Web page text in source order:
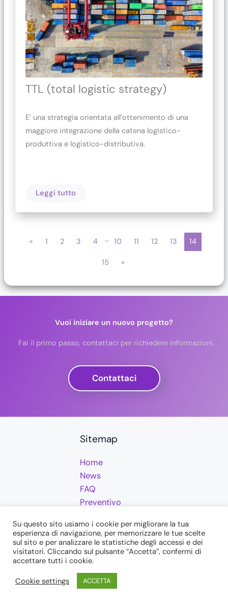
TTL (total logistic strategy)
E’ una strategia orientata all’ottenimento di una
maggiore integrazione della catena logistico-
produttiva e logistico-distributiva.
Leggi tutto
« 1 2 3 4 … 10 11 12 13 14
15 »
Vuoi iniziare un nuovo progetto?
Fai il primo passo, contattaci per richiedere informazioni.
Contattaci
Sitemap
Home
News
FAQ
Preventivo
Servizi
Loyalty
Prodotti
Su questo sito usiamo i cookie per migliorare la tua
esperienza di navigazione, per memorizzare le tue scelte
sul sito e per analizzare le statistiche degli accessi e dei
visitatori. Cliccando sul pulsante “Accetta”, confermi di
accettare tutti i cookie.
Cookie settings
ACCETTA